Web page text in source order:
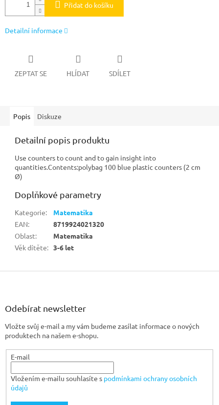
Přidat do košíku
Detailní informace
ZEPTAT SE HLÍDAT SDÍLET
Popis Diskuze
Detailní popis produktu
Use counters to count and to gain insight into
quantities.Contents:polybag 100 blue plastic counters (2 cm
Ø)
Doplňkové parametry
Kategorie:
Matematika
EAN:
8719924021320
Oblast:
Matematika
Věk dítěte: 3-6 let
Z
Odebírat newsletter
Vložte svůj e-mail a my vám budeme zasílat informace o nových
produktech na našem e-shopu.
E-mail
Vložením e-mailu souhlasíte s podmínkami ochrany osobních
údajů